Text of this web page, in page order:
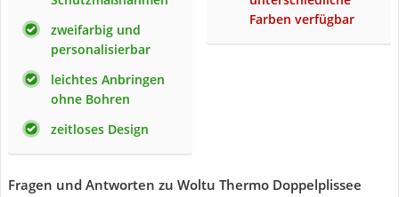
zweifarbig und
personalisierbar
leichtes Anbringen
ohne Bohren
zeitloses Design
Farben verfügbar
Fragen und Antworten zu Woltu Thermo Doppelplissee